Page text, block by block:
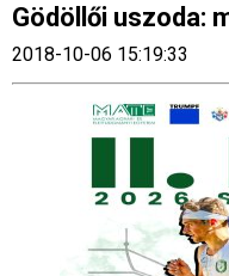
Gödöllői uszoda:
2018-10-06 15:19:33